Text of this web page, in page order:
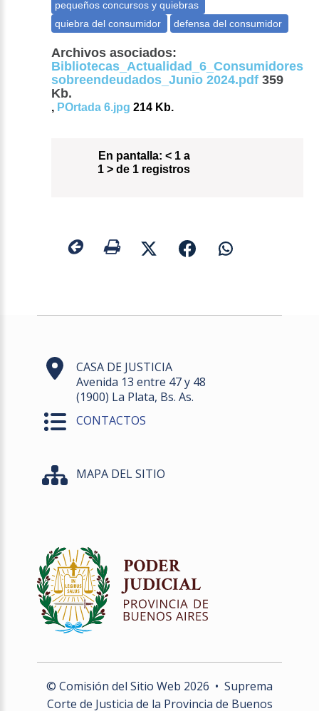
Archivos asociados:
Bibliotecas_Actualidad_6_Consumidores
sobreendeudados_Junio 2024.pdf 359
Kb.
, POrtada 6.jpg 214 Kb.
En pantalla: < 1 a
1 > de 1 registros
CASA DE JUSTICIA
Avenida 13 entre 47 y 48
(1900) La Plata, Bs. As.
CONTACTOS
MAPA DEL SITIO
© Comisión del Sitio Web 2026 • Suprema
Corte de Justicia de la Provincia de Buenos